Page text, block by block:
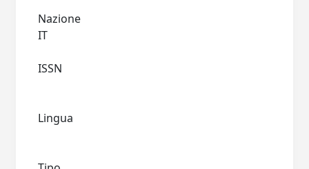
Nazione
ISSN
Lingua